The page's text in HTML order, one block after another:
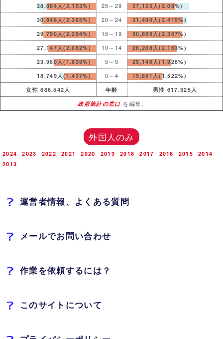
28,084人(2.153%)
25～29
27,125人(2.08%)
30,846人(2.365%)
20～24
31,490人(2.415%)
29,790人(2.284%)
15～19
30,869人(2.367%)
27,147人(2.082%)
10～14
28,208人(2.163%)
23,980人(1.839%)
5～9
25,146人(1.928%)
18,749人(1.437%)
0～4
19,851人(1.522%)
女性 686,542人
年齢
男性 617,325人
政府統計の窓口 を編集。
外国人のみ
2024 2023 2022 2021 2020 2019 2018 2017 2016 2015
2014
2013
運営者情報、よくある質問
メールでお問い合わせ
作業を依頼するには？
このサイトについて